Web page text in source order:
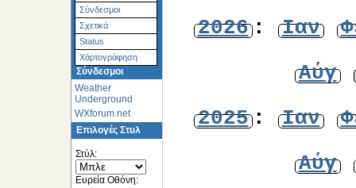
Σύνδεσμοι
Σχετικά
Status
Χάρτoγράφηση
Σύνδεσμοι
Weather
Underground
WXforum.net
Επιλογές Στυλ
Στύλ:
Ευρεία Οθόνη:
2026: Ιαν
Αύγ
2025: Ιαν
Αύγ